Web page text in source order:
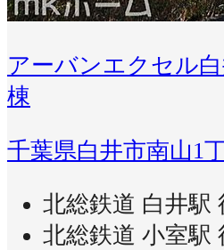
アーバンエクセル
棟
千葉県白井市南山1
北総鉄道 白井駅
北総鉄道 小室駅